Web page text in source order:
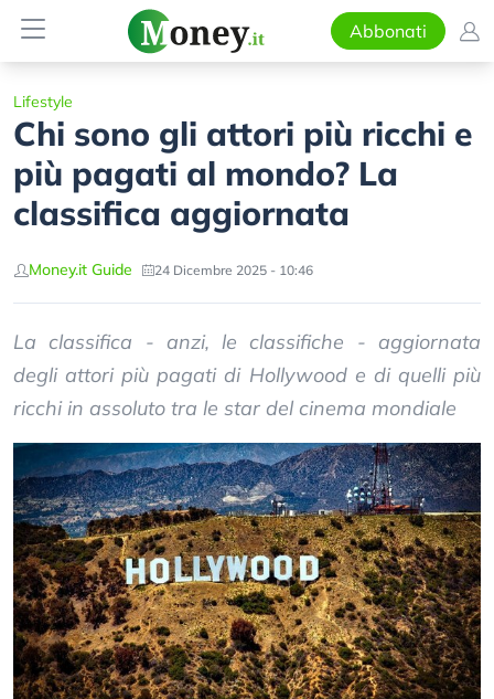
Abbonati
Lifestyle
Chi sono gli attori più ricchi e
più pagati al mondo? La
classifica aggiornata
Money.it Guide 24 Dicembre 2025 - 10:46
La classifica - anzi, le classifiche - aggiornata
degli attori più pagati di Hollywood e di quelli più
ricchi in assoluto tra le star del cinema mondiale